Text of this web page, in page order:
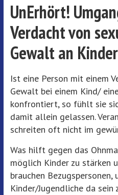
UnErhört!
Verdacht von
Gewalt an
Ist eine Person mit einem
Gewalt bei einem Kind/
konfrontiert, so fühlt sie
damit allein gelassen.
schreiten oft nicht im
Was hilft gegen das
möglich Kinder zu stärken
brauchen
Kinder/Jugendliche da sein